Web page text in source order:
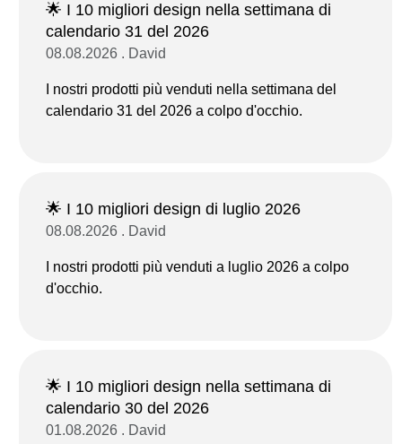
🌟 I 10 migliori design nella settimana di
calendario 31 del 2026
08.08.2026 . David
I nostri prodotti più venduti nella settimana del
calendario 31 del 2026 a colpo d'occhio.
🌟 I 10 migliori design di luglio 2026
08.08.2026 . David
I nostri prodotti più venduti a luglio 2026 a colpo
d'occhio.
🌟 I 10 migliori design nella settimana di
calendario 30 del 2026
01.08.2026 . David